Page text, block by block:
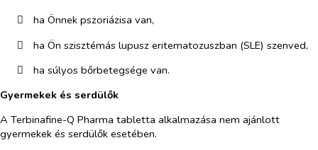
​
ha Önnek pszoriázisa van,
​
ha Ön szisztémás lupusz eritematozuszban (SLE) szenved,
​
ha súlyos bőrbetegsége van.
Gyermekek és serdülők
A Terbinafine-Q Pharma tabletta alkalmazása nem ajánlott
gyermekek és serdülők esetében.